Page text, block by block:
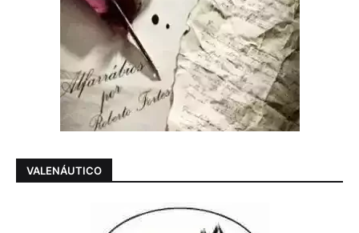
VALENÁUTICO